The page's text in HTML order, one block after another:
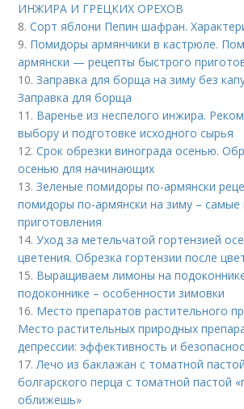
ИНЖИРА И ГРЕЦКИХ ОРЕХОВ
8.Сорт яблони Пепин шафран.
9. Помидоры армянчики в кастрюле.
армянски — рецепты быстрого
10.Заправка для борща на зиму без
Заправка для борща
11. Варенье из неспелого инжира.
выбору и подготовке исходного сырья
12.Срок обрезки винограда осенью.
осенью для начинающих
13.Зеленые помидоры по-армянски
помидоры по-армянски на зиму – самые
приготовления
14.Уход за метельчатой гортензией
цветения. Обрезка гортензии после
15. Выращиваем лимоны на
подоконнике – особенности зимовки
16. Место препаратов растительного
Место растительных природных
депрессии: эффективность и
17.Лечо из баклажан с томатной
болгарского перца с томатной пастой
оближешь»